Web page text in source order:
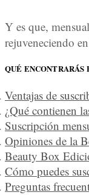
Y es que,
rejuveneciendo
QUÉ
Ventajas de
¿Qué contienen
Suscripción
Opiniones de la
Beauty Box
Cómo puedes
Preguntas